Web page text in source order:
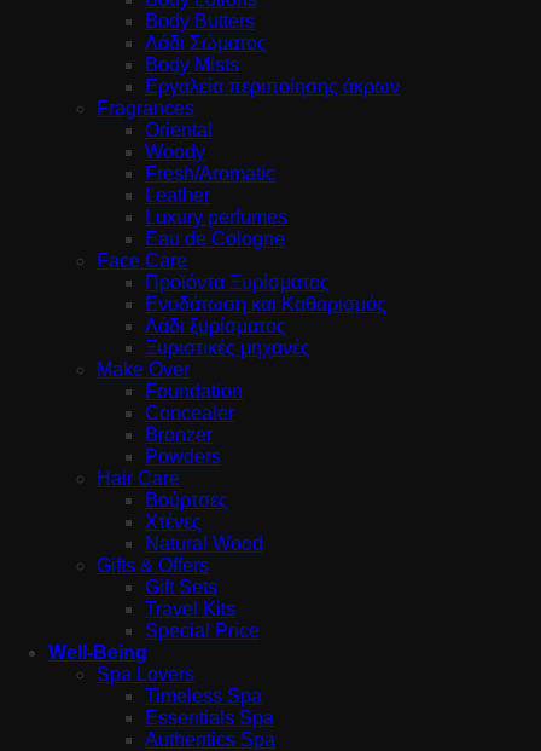
Body Butters
Λάδι Σώματος
Body Mists
Εργαλεία περιποίησης άκρων
Fragrances
Oriental
Woody
Fresh/Aromatic
Leather
Luxury perfumes
Eau de Cologne
Face Care
Προϊόντα Ξυρίσματος
Ενυδάτωση και Καθαρισμός
Λάδι ξυρίσματος
Ξυριστικές μηχανές
Make Over
Foundation
Concealer
Bronzer
Powders
Hair Care
Βούρτσες
Χτένες
Natural Wood
Gifts & Offers
Gift Sets
Travel Kits
Special Price
Well-Being
Spa Lovers
Timeless Spa
Essentials Spa
Authentics Spa